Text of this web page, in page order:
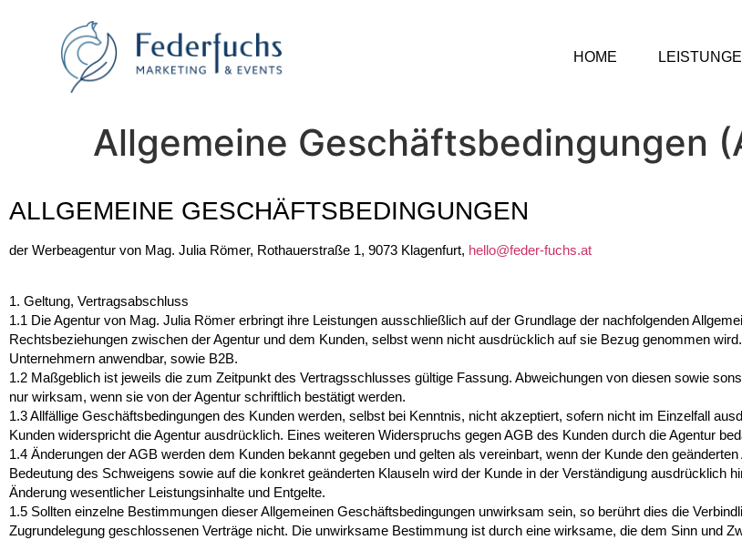
HOME
Allgemeine Geschäftsbedingungen
ALLGEMEINE GESCHÄFTSBEDINGUNGEN
der Werbeagentur von Mag. Julia Römer, Rothauerstraße 1, 9073 Klagenfurt, hello@feder-fuchs.at
1. Geltung, Vertragsabschluss
1.1 Die Agentur von Mag. Julia Römer erbringt ihre Leistungen ausschließlich auf der Grundlage der nachfolgenden
Rechtsbeziehungen zwischen der Agentur und dem Kunden, selbst wenn nicht ausdrücklich auf sie Bezug genommen
Unternehmern anwendbar, sowie B2B.
1.2 Maßgeblich ist jeweils die zum Zeitpunkt des Vertragsschlusses gültige Fassung. Abweichungen von diesen sowie
nur wirksam, wenn sie von der Agentur schriftlich bestätigt werden.
1.3Allfällige Geschäftsbedingungen des Kunden werden, selbst bei Kenntnis, nicht akzeptiert, sofern nicht im Einzelfall
Kunden widerspricht die Agentur ausdrücklich. Eines weiteren Widerspruchs gegen AGB des Kunden durch die Agentur
1.4 Änderungen der AGB werden dem Kunden bekannt gegeben und gelten als vereinbart, wenn der Kunde den
Bedeutung des Schweigens sowie auf die konkret geänderten Klauseln wird der Kunde in der Verständigung ausdrücklich
Änderung wesentlicher Leistungsinhalte und Entgelte.
1.5 Sollten einzelne Bestimmungen dieser Allgemeinen Geschäftsbedingungen unwirksam sein, so berührt dies die
Zugrundelegung geschlossenen Verträge nicht. Die unwirksame Bestimmung ist durch eine wirksame, die dem Sinn und